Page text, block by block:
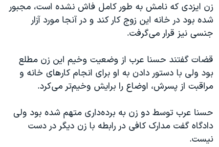
سفر پرزیدنت ترامپ به چین
زن ایزدی که نامش به طور کامل فاش نشده است، مجبور
شده بود در خانه این زوج کار کند و در آنجا مورد آزار
جنسی نیز قرار می‌گرفت.
قضات گفتند حسنا عرب از وضعیت وخیم این زن مطلع
بود ولی با دستور دادن به او برای انجام کارهای خانه و
مراقبت از پسرش، اوضاع را برایش وخیم‌تر می‌کرد.
حسنا عرب توسط دو زن به برده‌داری متهم شده بود ولی
دادگاه گفت مدارک کافی در رابطه با زن دیگر در دست
نیست.